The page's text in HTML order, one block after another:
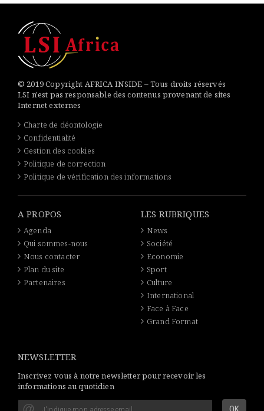
© 2019 Copyright AFRICA INSIDE – Tous droits réservés
LSI n'est pas responsable des contenus provenant de sites
Internet externes
Charte de déontologie
Confidentialité
Gestion des cookies
Politique de correction
Politique de vérification des informations
A PROPOS
Agenda
Qui sommes-nous
Nous contacter
Plan du site
Partenaires
LES RUBRIQUES
News
Société
Economie
Sport
Culture
International
Face à Face
Grand Format
NEWSLETTER
Inscrivez vous à notre newsletter pour recevoir les
informations au quotidien